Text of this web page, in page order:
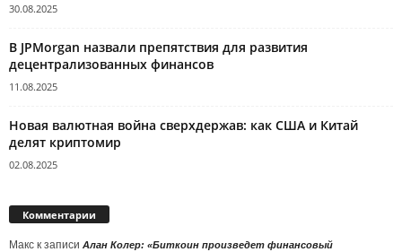
30.08.2025
В JPMorgan назвали препятствия для развития
децентрализованных финансов
11.08.2025
Новая валютная война сверхдержав: как США и Китай
делят криптомир
02.08.2025
Комментарии
Макс к записи Алан Колер: «Биткоин произведет финансовый